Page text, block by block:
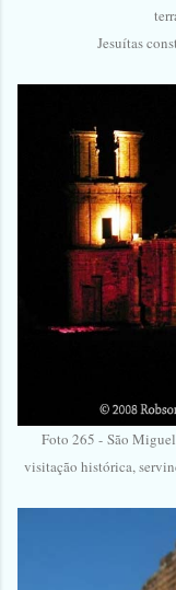
Jesuítas
Foto 265 - São
visitação histórica,